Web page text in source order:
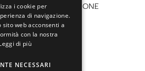
CREME E TORRONE
GASTRONOMIA
TE' E BEVANDE
FOOD SERVICE
i cookie per
di navigazione.
web acconsenti a
con la nostra
di più
NECESSARI